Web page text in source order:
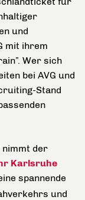
und
mit ihrem
Wer sich
bei AVG und
Stand
nimmt der
Karlsruhe
spannende
und